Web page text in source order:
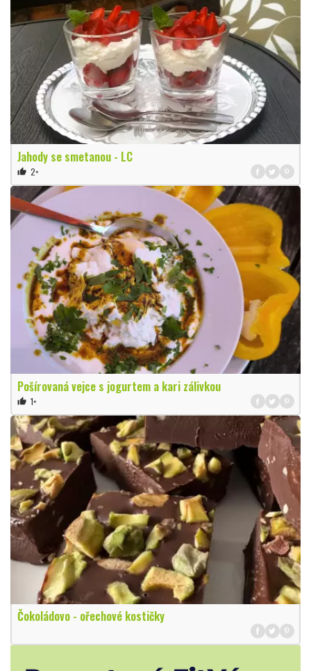
Jahody se smetanou - LC
thumb_up 2×
Pošírovaná vejce s jogurtem a kari zálivkou
thumb_up 1×
Čokoládovo - ořechové kostičky